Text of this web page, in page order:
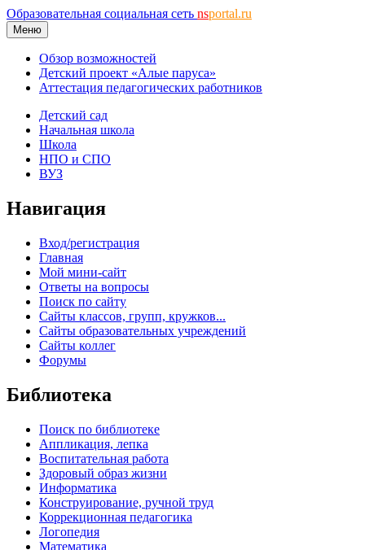
Образовательная социальная сеть nsportal.ru
Меню
Обзор возможностей
Детский проект «Алые паруса»
Аттестация педагогических работников
Детский сад
Начальная школа
Школа
НПО и СПО
ВУЗ
Навигация
Вход/регистрация
Главная
Мой мини-сайт
Ответы на вопросы
Поиск по сайту
Сайты классов, групп, кружков...
Сайты образовательных учреждений
Сайты коллег
Форумы
Библиотека
Поиск по библиотеке
Аппликация, лепка
Воспитательная работа
Здоровый образ жизни
Информатика
Конструирование, ручной труд
Коррекционная педагогика
Логопедия
Математика